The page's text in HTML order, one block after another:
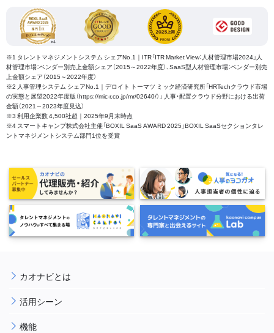
※1 タレントマネジメントシステム シェアNo.1｜ITR「ITR Market View：人材管理市場2024」人
材管理市場：ベンダー別売上金額シェア（2015～2022年度）、SaaS型人材管理市場：ベンダー別売
上金額シェア（2015～2022年度）
※2 人事管理システム シェアNo.1｜デロイト トーマツ ミック経済研究所「HRTechクラウド市場
の実態と展望2022年度版（https://mic-r.co.jp/mr/02640/）」 人事・配置クラウド分野における出荷
金額（2021～2023年度見込）
※3 利用企業数 4,500社超｜2025年9月末時点
※4 スマートキャンプ株式会社主催「BOXIL SaaS AWARD 2025」BOXIL SaaSセクションタレ
ントマネジメントシステム部門1位を受賞
カオナビとは
活用シーン
機能